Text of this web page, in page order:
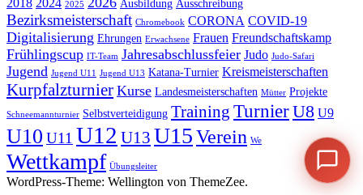
2018 2024 2025 Ausbildung Ausschreibung
Bezirksmeisterschaft Chromebook CORONA COVID-19
Digitalisierung Ehrungen Erwachsene Frauen Freundschaftskamp
Frühlingscup IT-Team Jahresabschlussfeier Judo Judo-Safari
Jugend Jugend U11 Jugend U13 Katana-Turnier Kreismeisterschaften
Kurpfalzturnier Kurse Landesmeisterschaften Mütter Projekte
Schneemannturnier Selbstverteidigung Training TurnierU8 U9
U10 U11 U12 U13 U15Verein We
Wettkampf Übungsleiter
WordPress-Theme: Wellington von ThemeZee.